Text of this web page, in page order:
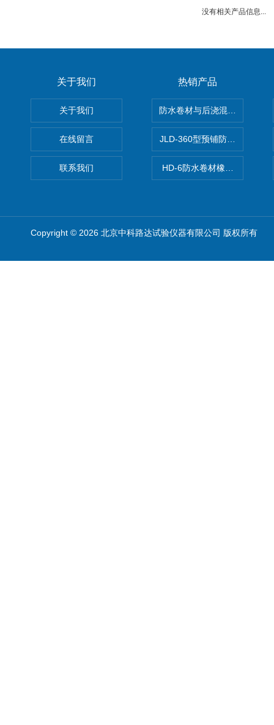
没有相关产品信息...
关于我们
关于我们
在线留言
联系我们
热销产品
防水卷材与后浇混凝土剥离强
JLD-360型预铺防水卷材抗冲
HD-6防水卷材橡胶测厚仪
Copyright © 2026 北京中科路达试验仪器有限公司 版权所有